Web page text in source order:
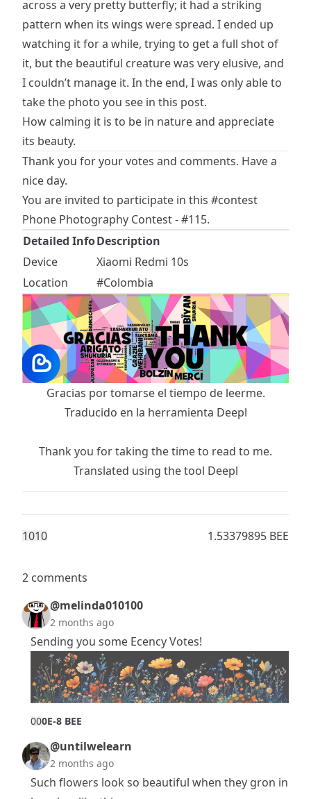
across a very pretty butterfly; it had a striking
pattern when its wings were spread. I ended up
watching it for a while, trying to get a full shot of
it, but the beautiful creature was very elusive, and
I couldn’t manage it. In the end, I was only able to
take the photo you see in this post.
How calming it is to be in nature and appreciate
its beauty.
Thank you for your votes and comments. Have a
nice day.
You are invited to participate in this #contest
Phone Photography Contest - #115.
Detailed InfoDescription
Device
Xiaomi Redmi 10s
Location
#Colombia
Gracias por tomarse el tiempo de leerme.
Traducido en la herramienta Deepl
Thank you for taking the time to read to me.
Translated using the tool Deepl
1010 1.53379895 BEE
2 comments
@melinda010100
2 months ago
Sending you some Ecency Votes!
000E-8 BEE
@untilwelearn
2 months ago
Such flowers look so beautiful when they gron in